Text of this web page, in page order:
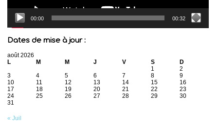
00:00 00:32
Dates de mise à jour :
août 2026
L
M M J V S
D
1
2
3
4 5 6 7 8
9
10
11 12 13 14 15
16
17
18 19 20 21 22
23
24
25 26 27 28 29
30
31
« Juil